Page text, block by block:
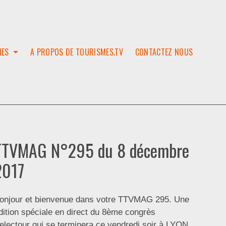
A PROPOS DE TOURISMES.TV CONTACTEZ NOUS
N°295 du 8 décembre
et bienvenue dans votre TTVMAG 295. Une
spéciale en direct du 8ème congrès